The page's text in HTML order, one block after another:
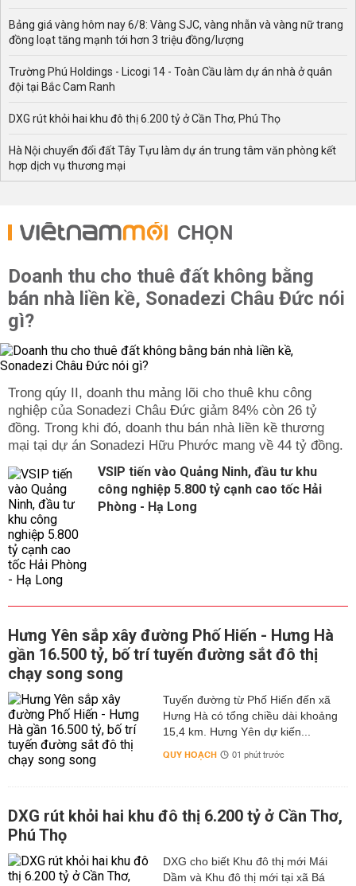
Bảng giá vàng hôm nay 6/8: Vàng SJC, vàng nhẫn và vàng nữ trang
đồng loạt tăng mạnh tới hơn 3 triệu đồng/lượng
Trường Phú Holdings - Licogi 14 - Toàn Cầu làm dự án nhà ở quân
đội tại Bắc Cam Ranh
DXG rút khỏi hai khu đô thị 6.200 tỷ ở Cần Thơ, Phú Thọ
Hà Nội chuyển đổi đất Tây Tựu làm dự án trung tâm văn phòng kết
hợp dịch vụ thương mại
CHỌN
Doanh thu cho thuê đất không bằng
bán nhà liền kề, Sonadezi Châu Đức nói
gì?
Trong qúy II, doanh thu mảng lõi cho thuê khu công
nghiệp của Sonadezi Châu Đức giảm 84% còn 26 tỷ
đồng. Trong khi đó, doanh thu bán nhà liền kề thương
mại tại dự án Sonadezi Hữu Phước mang về 44 tỷ đồng.
VSIP tiến vào Quảng Ninh, đầu tư khu
công nghiệp 5.800 tỷ cạnh cao tốc Hải
Phòng - Hạ Long
Hưng Yên sắp xây đường Phố Hiến - Hưng Hà
gần 16.500 tỷ, bố trí tuyến đường sắt đô thị
chạy song song
Tuyến đường từ Phố Hiến đến xã
Hưng Hà có tổng chiều dài khoảng
15,4 km. Hưng Yên dự kiến...
QUY HOẠCH 01 phút trước
DXG rút khỏi hai khu đô thị 6.200 tỷ ở Cần Thơ,
Phú Thọ
DXG cho biết Khu đô thị mới Mái
Dầm và Khu đô thị mới tại xã Bá